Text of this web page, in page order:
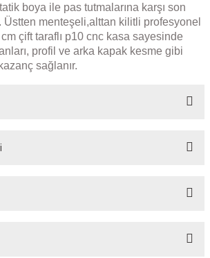
boya ile pas tutmalarına karşı son
Üstten menteşeli,alttan kilitli profesyonel
çift taraflı p10 cnc kasa sayesinde
profil ve arka kapak kesme gibi
sağlanır.
öneri formunu kullanarak tarafımıza